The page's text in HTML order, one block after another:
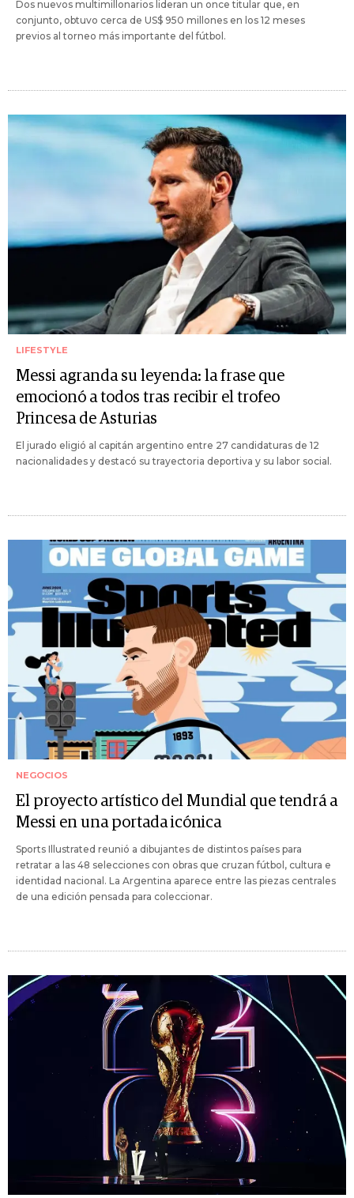
Dos nuevos multimillonarios lideran un once titular que, en
conjunto, obtuvo cerca de US$ 950 millones en los 12 meses
previos al torneo más importante del fútbol.
LIFESTYLE
Messi agranda su leyenda: la frase que
emocionó a todos tras recibir el trofeo
Princesa de Asturias
El jurado eligió al capitán argentino entre 27 candidaturas de 12
nacionalidades y destacó su trayectoria deportiva y su labor social.
NEGOCIOS
El proyecto artístico del Mundial que tendrá a
Messi en una portada icónica
Sports Illustrated reunió a dibujantes de distintos países para
retratar a las 48 selecciones con obras que cruzan fútbol, cultura e
identidad nacional. La Argentina aparece entre las piezas centrales
de una edición pensada para coleccionar.